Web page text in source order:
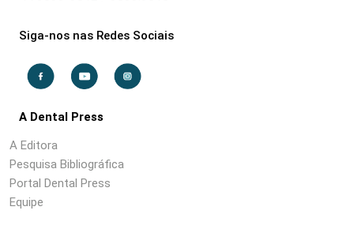
Siga-nos nas Redes Sociais
A Dental Press
A Editora
Pesquisa Bibliográfica
Portal Dental Press
Equipe